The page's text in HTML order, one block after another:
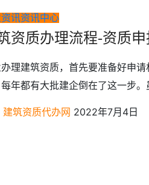
讯资讯中心
资质办理流程-资质
理建筑资质，首先要准备好申
年都有大批建企倒在了这一步
建筑资质代办网 2022年7月4日